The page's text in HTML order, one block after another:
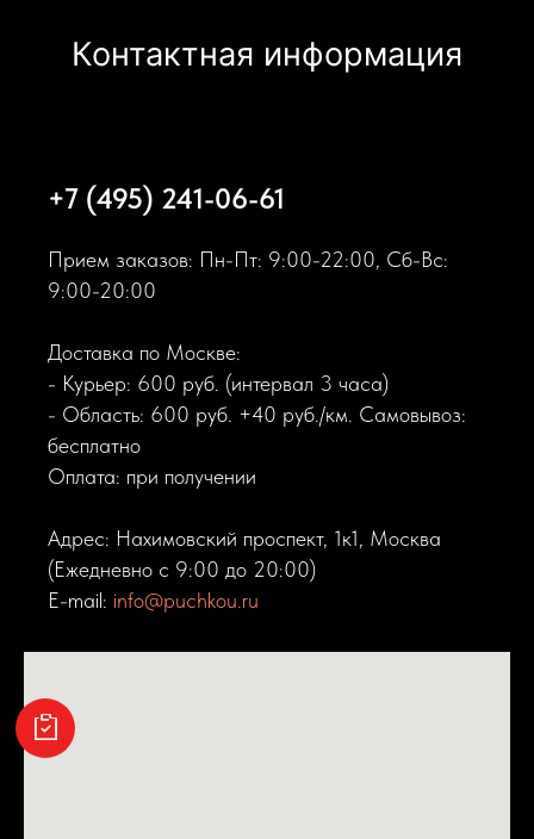
Контактная информация
+7 (495) 241-06-61
Прием заказов: Пн-Пт: 9:00-22:00, Сб-Вс:
9:00-20:00
Доставка по Москве:
- Курьер: 600 руб. (интервал 3 часа)
- Область: 600 руб. +40 руб./км. Самовывоз:
бесплатно
Оплата: при получении
Адрес: Нахимовский проспект, 1к1, Москва
(Ежедневно с 9:00 до 20:00)
E-mail: info@puchkou.ru